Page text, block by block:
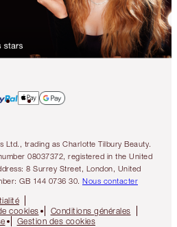
Ltd., trading as Charlotte Tilbury Beauty.
08037372, registered in the United
8 Surrey Street, London, United
GB 144 0736 30. Nous contacter
cookies
Conditions générales
Gestion des cookies